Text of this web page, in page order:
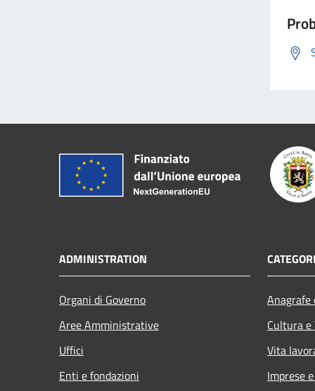
ADMINISTRATION
Organi di Governo
Aree Amministrative
Uffici
Enti e fondazioni
Cultura e
Vita
Imprese